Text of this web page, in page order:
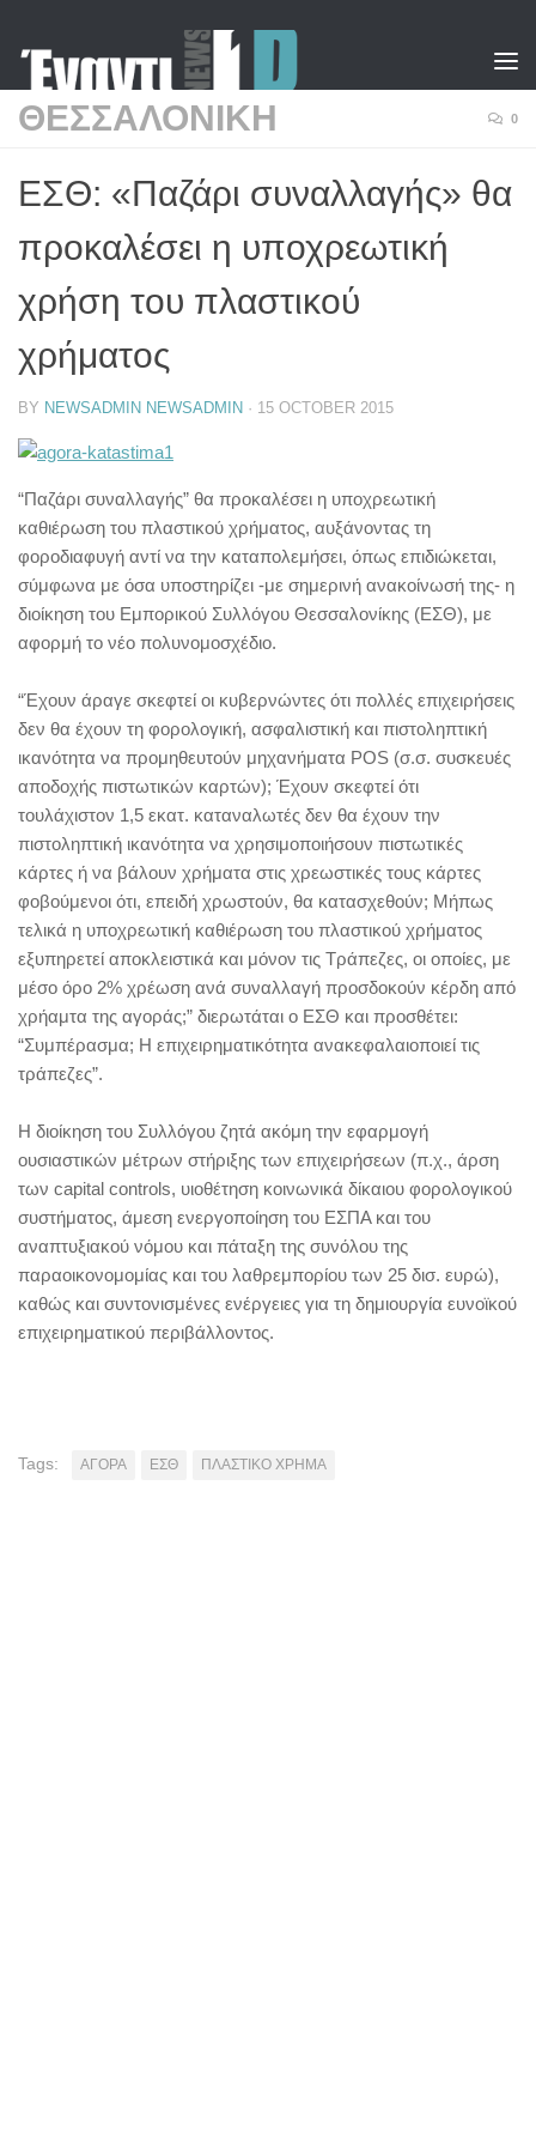
ΘΕΣΣΑΛΟΝΙΚΗ 0
ΕΣΘ: «Παζάρι συναλλαγής» θα
προκαλέσει η υποχρεωτική
χρήση του πλαστικού
χρήματος
BY NEWSADMIN NEWSADMIN · 15 OCTOBER 2015
“Παζάρι συναλλαγής” θα προκαλέσει η υποχρεωτική
καθιέρωση του πλαστικού χρήματος, αυξάνοντας τη
φοροδιαφυγή αντί να την καταπολεμήσει, όπως επιδιώκεται,
σύμφωνα με όσα υποστηρίζει -με σημερινή ανακοίνωσή της- η
διοίκηση του Εμπορικού Συλλόγου Θεσσαλονίκης (ΕΣΘ), με
αφορμή το νέο πολυνομοσχέδιο.
“Έχουν άραγε σκεφτεί οι κυβερνώντες ότι πολλές επιχειρήσεις
δεν θα έχουν τη φορολογική, ασφαλιστική και πιστοληπτική
ικανότητα να προμηθευτούν μηχανήματα POS (σ.σ. συσκευές
αποδοχής πιστωτικών καρτών); Έχουν σκεφτεί ότι
τουλάχιστον 1,5 εκατ. καταναλωτές δεν θα έχουν την
πιστοληπτική ικανότητα να χρησιμοποιήσουν πιστωτικές
κάρτες ή να βάλουν χρήματα στις χρεωστικές τους κάρτες
φοβούμενοι ότι, επειδή χρωστούν, θα κατασχεθούν; Μήπως
τελικά η υποχρεωτική καθιέρωση του πλαστικού χρήματος
εξυπηρετεί αποκλειστικά και μόνον τις Τράπεζες, οι οποίες, με
μέσο όρο 2% χρέωση ανά συναλλαγή προσδοκούν κέρδη από
χρήαμτα της αγοράς;” διερωτάται ο ΕΣΘ και προσθέτει:
“Συμπέρασμα; Η επιχειρηματικότητα ανακεφαλαιοποιεί τις
τράπεζες”.
Η διοίκηση του Συλλόγου ζητά ακόμη την εφαρμογή
ουσιαστικών μέτρων στήριξης των επιχειρήσεων (π.χ., άρση
των capital controls, υιοθέτηση κοινωνικά δίκαιου φορολογικού
συστήματος, άμεση ενεργοποίηση του ΕΣΠΑ και του
αναπτυξιακού νόμου και πάταξη της συνόλου της
παραοικονομομίας και του λαθρεμπορίου των 25 δισ. ευρώ),
καθώς και συντονισμένες ενέργειες για τη δημιουργία ευνοϊκού
επιχειρηματικού περιβάλλοντος.
Tags: ΑΓΟΡΑ ΕΣΘ ΠΛΑΣΤΙΚΟ ΧΡΗΜΑ